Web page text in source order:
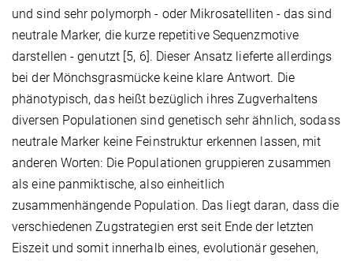
und sind sehr polymorph - oder Mikrosatelliten - das sind
neutrale Marker, die kurze repetitive Sequenzmotive
darstellen - genutzt [5, 6]. Dieser Ansatz lieferte allerdings
bei der Mönchsgrasmücke keine klare Antwort. Die
phänotypisch, das heißt bezüglich ihres Zugverhaltens
diversen Populationen sind genetisch sehr ähnlich, sodass
neutrale Marker keine Feinstruktur erkennen lassen, mit
anderen Worten: Die Populationen gruppieren zusammen
als eine panmiktische, also einheitlich
zusammenhängende Population. Das liegt daran, dass die
verschiedenen Zugstrategien erst seit Ende der letzten
Eiszeit und somit innerhalb eines, evolutionär gesehen,